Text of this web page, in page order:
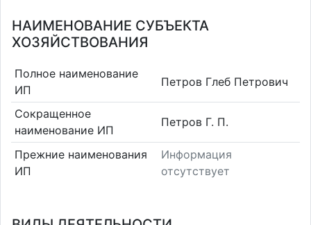
НАИМЕНОВАНИЕ СУБЪЕКТА
ХОЗЯЙСТВОВАНИЯ
Полное наименование
ИП
Петров Глеб Петрович
Сокращенное
наименование ИП
Петров Г. П.
Прежние наименования
ИП
Информация
отсутствует